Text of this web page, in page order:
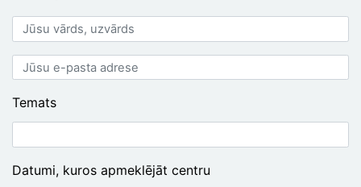
Jūsu
vārds,
uzvārds
Jūsu
e-
pasta
adrese
Temats
Datumi, kuros apmeklējāt centru